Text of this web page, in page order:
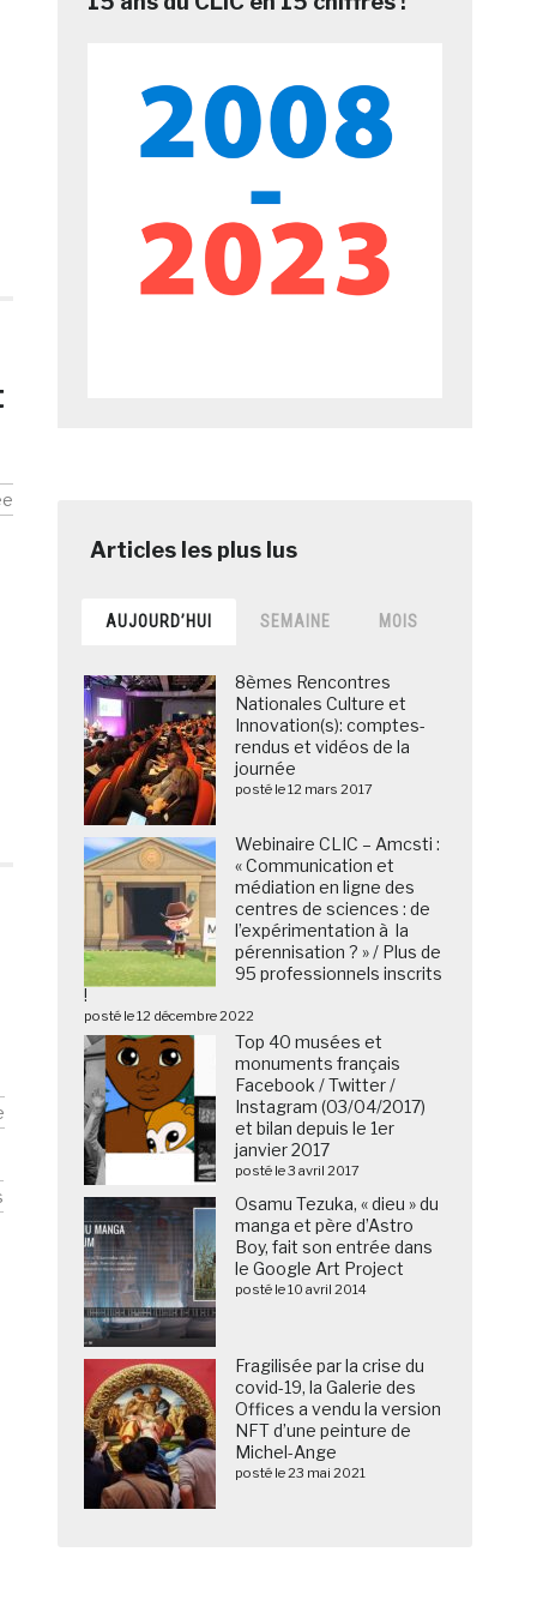
AUJOURD’HUI SEMAINE MOIS
8èmes Rencontres
Nationales Culture et
Innovation(s): comptes-
rendus et vidéos de la
journée
posté le 12 mars 2017
Webinaire CLIC – Amcsti :
« Communication et
médiation en ligne des
centres de sciences : de
l’expérimentation à la
pérennisation ? » / Plus de
95 professionnels inscrits
!
posté le 12 décembre 2022
Top 40 musées et
monuments français
Facebook / Twitter /
Instagram (03/04/2017)
et bilan depuis le 1er
janvier 2017
posté le 3 avril 2017
Osamu Tezuka, « dieu » du
manga et père d’Astro
Boy, fait son entrée dans
le Google Art Project
posté le 10 avril 2014
Fragilisée par la crise du
covid-19, la Galerie des
Offices a vendu la version
NFT d’une peinture de
Michel-Ange
posté le 23 mai 2021